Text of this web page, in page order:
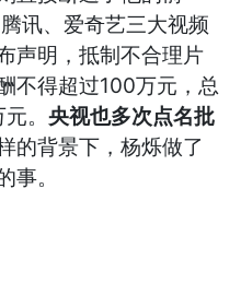
讯、爱奇艺三大视频
声明，抵制不合理片
不得超过100万元，总
元。央视也多次点名批
的背景下，杨烁做了
事。